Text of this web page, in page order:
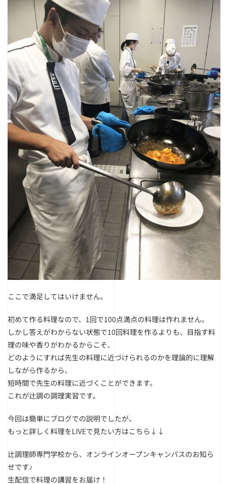
ここで満足してはいけません。
初めて作る料理なので、1回で100点満点の料理は作れません。
しかし答えがわからない状態で10回料理を作るよりも、目指す料
理の味や香りがわかるからこそ、
どのようにすれば先生の料理に近づけられるのかを理論的に理解
しながら作るから、
短時間で先生の料理に近づくことができます。
これが辻調の調理実習です。
今回は簡単にブログでの説明でしたが、
もっと詳しく料理をLIVEで見たい方はこちら↓↓
辻調理師専門学校から、オンラインオープンキャンパスのお知ら
せです♪
生配信で料理の講習をお届け！